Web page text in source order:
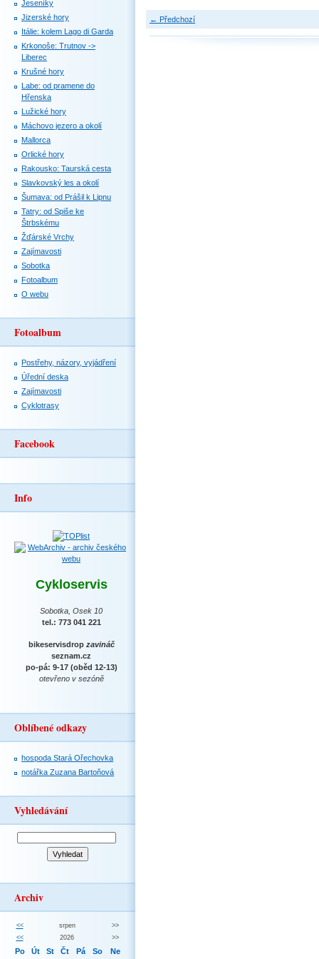
← Předchozí
Jeseníky
Jizerské hory
Itálie: kolem Lago di Garda
Krkonoše: Trutnov ->
Liberec
Krušné hory
Labe: od pramene do
Hřenska
Lužické hory
Máchovo jezero a okolí
Mallorca
Orlické hory
Rakousko: Taurská cesta
Slavkovský les a okolí
Šumava: od Prášil k Lipnu
Tatry: od Spiše ke
Štrbskému
Žďárské Vrchy
Zajímavosti
Sobotka
Fotoalbum
O webu
Fotoalbum
Postřehy, názory, vyjádření
Úřední deska
Zajímavosti
Cyklotrasy
Facebook
Info
Cykloservis
Sobotka, Osek 10
tel.: 773 041 221
bikeservisdrop zavináč
seznam.cz
po-pá: 9-17 (oběd 12-13)
otevřeno v sezóně
Oblíbené odkazy
hospoda Stará Ořechovka
notářka Zuzana Bartoňová
Vyhledávání
Archiv
<< srpen
>>
<<
2026 >>
Po Út St Čt Pá So Ne